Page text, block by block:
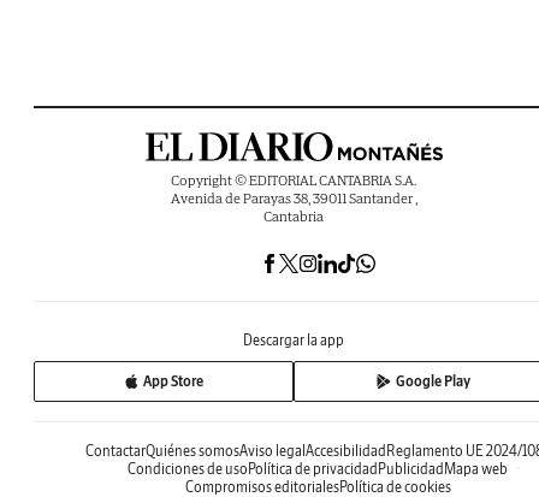
Copyright © EDITORIAL CANTABRIA S.A.
Avenida de Parayas 38, 39011 Santander ,
Cantabria
Descargar la app
App Store Google Play
ContactarQuiénes somosAviso legalAccesibilidadReglamento UE 2024/
Condiciones de usoPolítica de privacidadPublicidadMapa web
Compromisos editorialesPolítica de cookies